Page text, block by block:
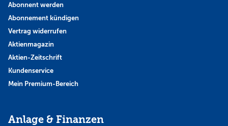
Abonnent werden
Abonnement kündigen
Vertrag widerrufen
Aktienmagazin
Aktien-Zeitschrift
Kundenservice
Mein Premium-Bereich
Anlage & Finanzen